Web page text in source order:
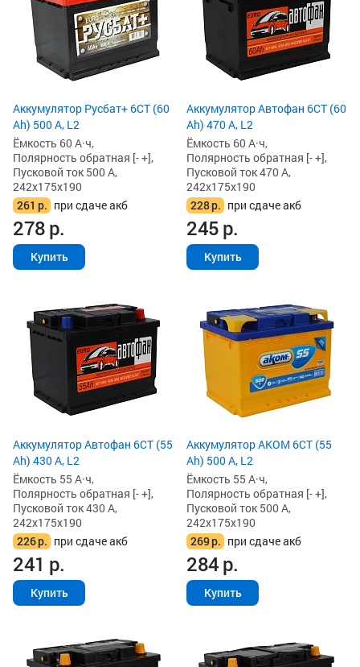
Аккумулятор Русбат+ 6СТ (60
Ah) 500 А, L2
Ёмкость 60 А·ч,
Полярность обратная [- +],
Пусковой ток 500 А,
242x175x190
261 р. при сдаче акб
278р.
Купить
Аккумулятор Автофан 6СТ (60
Ah) 470 А, L2
Ёмкость 60 А·ч,
Полярность обратная [- +],
Пусковой ток 470 А,
242x175x190
228р. при сдаче акб
245р.
Купить
Аккумулятор Автофан 6СТ (55
Ah) 430 А, L2
Ёмкость 55 А·ч,
Полярность обратная [- +],
Пусковой ток 430 А,
242x175x190
226р. при сдаче акб
241 р.
Купить
Аккумулятор AKOM 6СТ (55
Ah) 500 А, L2
Ёмкость 55 А·ч,
Полярность обратная [- +],
Пусковой ток 500 А,
242x175x190
269р. при сдаче акб
284р.
Купить